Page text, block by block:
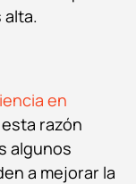
en
razón
algunos
a mejorar la